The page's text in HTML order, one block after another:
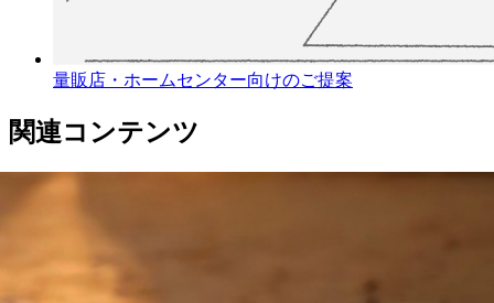
量販店・ホームセンター向けのご提案
関連コンテンツ